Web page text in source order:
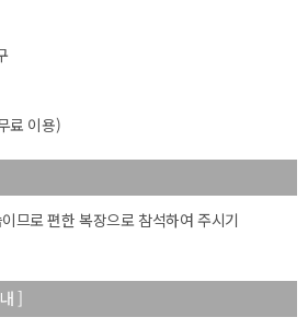
료 이용)
므로 편한 복장으로 참석하여 주시기
]